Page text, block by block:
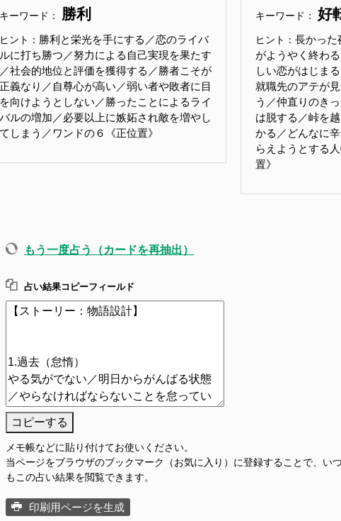
キーワード： 勝利
ヒント： 勝利と栄光を手にする／恋のライバ
ルに打ち勝つ／努力による自己実現を果たす
／社会的地位と評価を獲得する／勝者こそが
正義なり／自尊心が高い／弱い者や敗者に目
を向けようとしない／勝ったことによるライ
バルの増加／必要以上に嫉妬され敵を増やし
てしまう／ワンドの６《正位置》
キーワード： 好
ヒント： 長かった
がようやく終わ
しい恋がはじま
就職先のアテが
う／仲直りのき
は脱する／峠を
かる／どんなに
らえようとする
置》
もう一度占う（カードを再抽出）
占い結果コピーフィールド
コピーする
メモ帳などに貼り付けてお使いください。
当ページをブラウザのブックマーク（お気に入り）に登録することで、い
もこの占い結果を閲覧できます。
印刷用ページを生成